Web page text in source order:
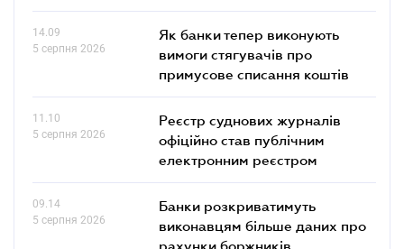
14.09
5 серпня 2026
Як банки тепер виконують
вимоги стягувачів про
примусове списання коштів
11.10
5 серпня 2026
Реєстр суднових журналів
офіційно став публічним
електронним реєстром
09.14
5 серпня 2026
Банки розкриватимуть
виконавцям більше даних про
рахунки боржників